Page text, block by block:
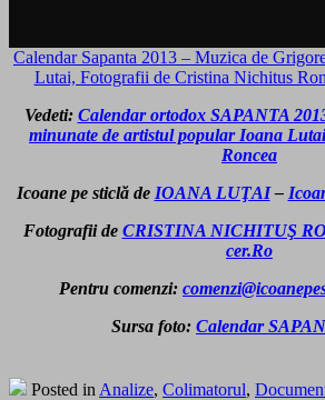
Calendar Sapanta 2013 – Muzica de
Lutai, Fotografii de Cristina Nichitus
Vedeti: Calendar ortodox SAPANTA
minunate de artistul popular Ioana
Roncea
Icoane pe sticlă de IOANA LUŢAI–
Fotografii de CRISTINA NICHITUŞ
cer.Ro
Pentru comenzi:
Sursa foto: Calendar
Posted in Analize, Colimatorul,